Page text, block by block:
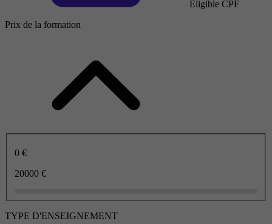
Éligible CPF
Prix de la formation
0 €
20000 €
TYPE D'ENSEIGNEMENT